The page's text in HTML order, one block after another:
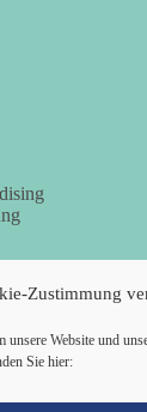
Zustimmung
Website und
Sie hier:
0002 2499 01